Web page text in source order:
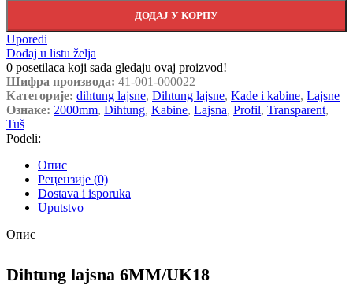
ДОДАЈ У КОРПУ
Uporedi
Dodaj u listu želja
0 posetilaca koji sada gledaju ovaj proizvod!
Шифра производа: 41-001-000022
Категорије: dihtung lajsne, Dihtung lajsne, Kade i kabine, Lajsne
Ознаке: 2000mm, Dihtung, Kabine, Lajsna, Profil, Transparent,
Tuš
Podeli:
Опис
Рецензије (0)
Dostava i isporuka
Uputstvo
Опис
Dihtung lajsna 6MM/UK18